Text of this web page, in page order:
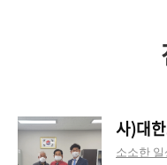
사)대
소소한 일